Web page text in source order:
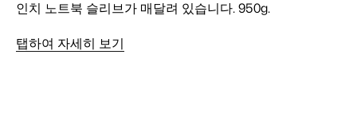
인치 노트북 슬리브가 매달려 있습니다. 950g.
에 도착하면 분리해, Spin Bag을 깔끔한 일상용 백팭으로
깨끗한 옷에 닿지 않습니다.
들림 없이 고정하며, 하루 동안 필요에 따라 파우치를 추가
탭하여 자세히 보기